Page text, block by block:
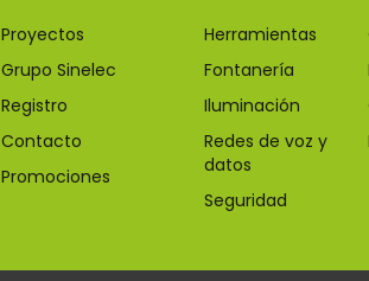
Proyectos
Grupo Sinelec
Registro
Contacto
Promociones
Herramientas
Fontanería
Iluminación
Redes de voz y
datos
Seguridad